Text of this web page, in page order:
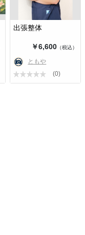
出張整体
￥6,600（税込）
ともや
(0)